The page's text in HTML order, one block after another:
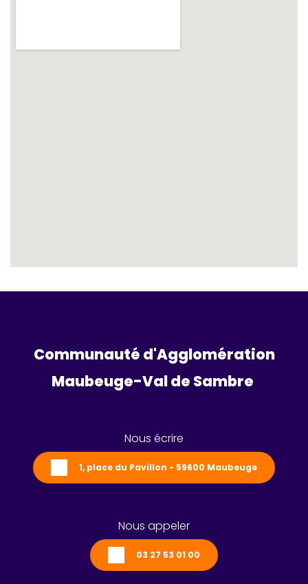
Communauté d'Agglomération
Maubeuge-Val de Sambre
Nous écrire
1, place du Pavillon - 59600 Maubeuge
Nous appeler
03 27 53 01 00